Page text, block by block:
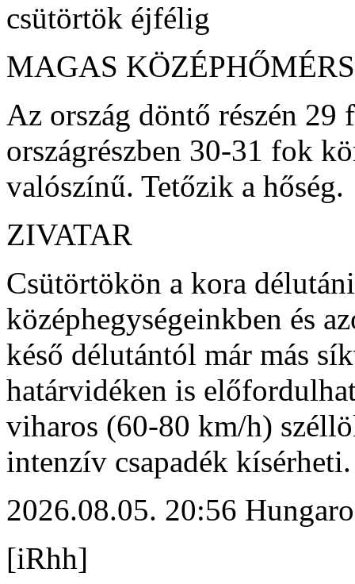
csütörtök éjfélig
MAGAS
Az ország döntő részén
országrészben 30-31 fok
valószínű. Tetőzik a hőség.
ZIVATAR
Csütörtökön a kora
középhegységeinkben és
késő délutántól már más
határvidéken is
viharos (60-80 km/h)
intenzív csapadék kísérheti.
2026.08.05. 20:56
[iRhh]